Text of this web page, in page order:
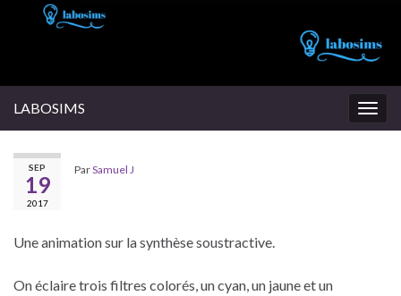
LABOSIMS
SEP
19
2017
ParSamuel J
Une animation sur la synthèse soustractive.
On éclaire trois filtres colorés, un cyan, un jaune et un